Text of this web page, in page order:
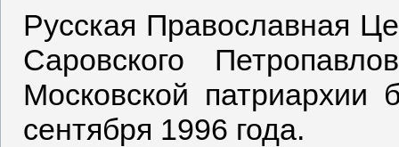
Русская Православная
Саровского
Московской патриархии
сентября 1996 года.